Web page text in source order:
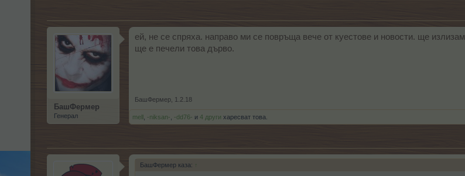
БашФермер
Генерал
ей, не се спряха. направо ми се повръща вече от куестове и новости. ще
ще е печели това дърво.
БашФермер 1.2.18
mell -niksan- -dd76- и 4 други харесват това.
БашФермер каза: ↑